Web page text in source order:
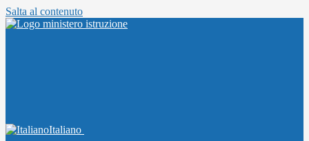
Salta al contenuto
Italiano